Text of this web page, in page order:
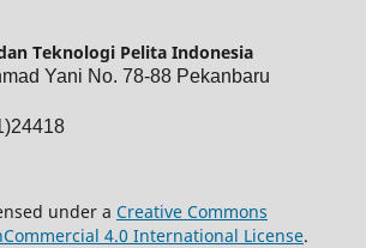
Teknologi Pelita Indonesia
Yani No. 78-88 Pekanbaru
under a Creative Commons
4.0 International License.